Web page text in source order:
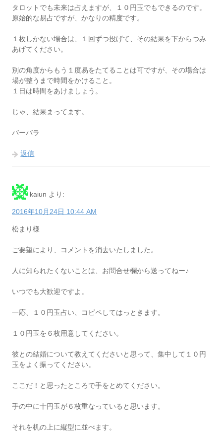
タロットでも未来は占えますが、１０円玉でもできるのです。
原始的な易占ですが、かなりの精度です。
１枚しかない場合は、１回ずつ投げて、その結果を下からつみ
あげてください。
別の角度からもう１度易をたてることは可ですが、その場合は
場が整うまで時間をかけること。
１日は時間をあけましょう。
じゃ、結果まってます。
バーバラ
返信
kaiun より:
2016年10月24日 10:44 AM
松まり様
ご要望により、コメントを消去いたしました。
人に知られたくないことは、お問合せ欄から送ってねー♪
いつでも大歓迎ですよ。
一応、１０円玉占い、コピペしてはっときます。
１０円玉を６枚用意してください。
彼との結婚について教えてくださいと思って、集中して１０円
玉をよく振ってください。
ここだ！と思ったところで手をとめてください。
手の中に十円玉が６枚重なっていると思います。
それを机の上に縦型に並べます。